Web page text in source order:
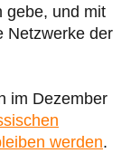
gebe, und mit
Netzwerke der
im Dezember
werden.